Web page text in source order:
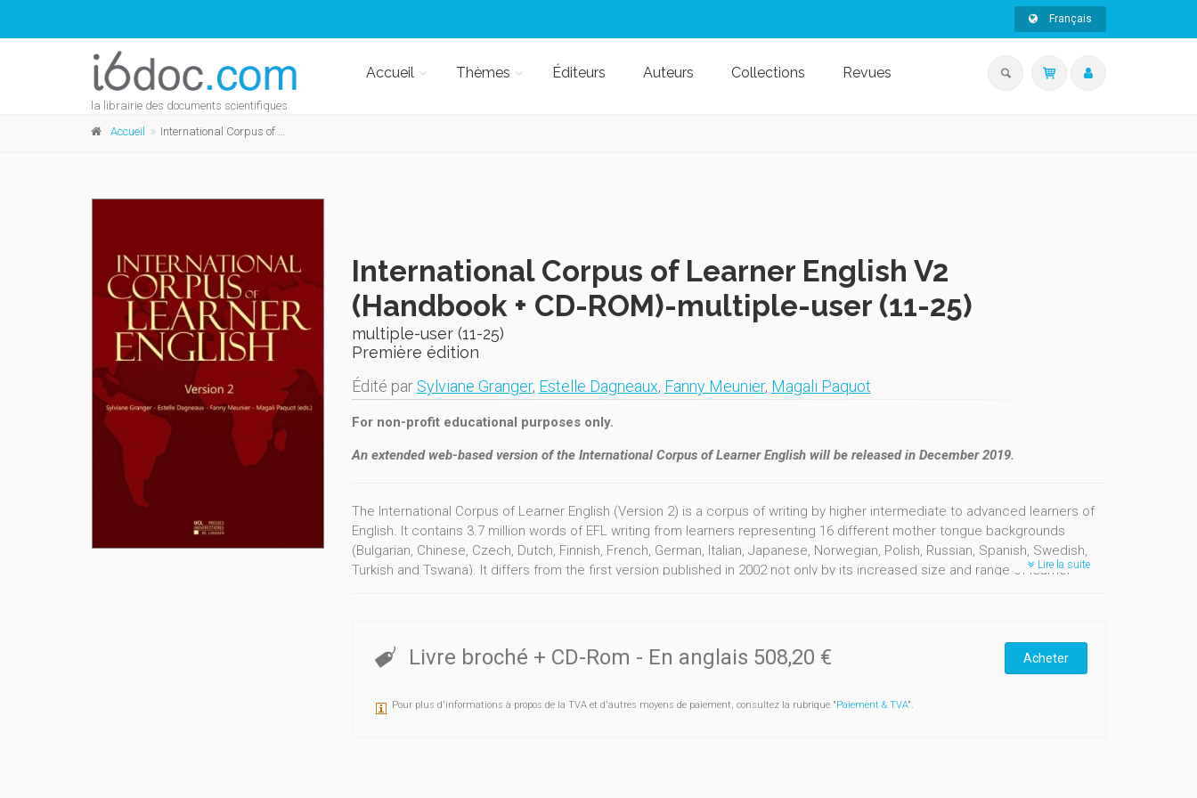
Français
la librairie des documents scientifiques
Accueil Thèmes Éditeurs Auteurs Collections Revues
Accueil International Corpus of Learner English V2 (Handbook + CD-ROM)-multiple-user (11-25)
International Corpus of Learner English V2
(Handbook + CD-ROM)-multiple-user (11-25)
multiple-user (11-25)
Première édition
Édité par Sylviane Granger, Estelle Dagneaux, Fanny Meunier, Magali Paquot
For non-profit educational purposes only.
An extended web-based version of the International Corpus of Learner English will be released in December 2019.
The International Corpus of Learner English (Version 2) is a corpus of writing by higher intermediate to advanced learners of
English. It contains 3.7 million words of EFL writing from learners representing 16 different mother tongue backgrounds
(Bulgarian, Chinese, Czech, Dutch, Finnish, French, German, Italian, Japanese, Norwegian, Polish, Russian, Spanish, Swedish,
Turkish and Tswana). It differs from the first version published in 2002 not only by its increased size and range of learner
Lire la suite
Livre broché + CD-Rom - En anglais 508,20 € Acheter
Pour plus d'informations à propos de la TVA et d'autres moyens de paiement, consultez la rubrique "Paiement & TVA".